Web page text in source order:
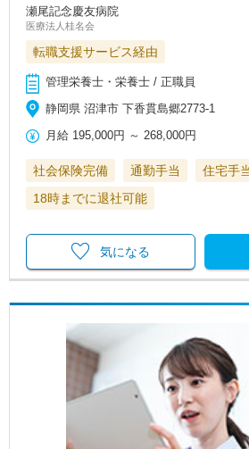
瀬尾記念慶友病院
医療法人桂名会
転職支援サービス経由
管理栄養士・栄養士 / 正職員
静岡県 沼津市 下香貫島郷2773-1
月給 195,000円 ～ 268,000円
社会保険完備 通勤手当 住宅手
18時までに退社可能
気になる